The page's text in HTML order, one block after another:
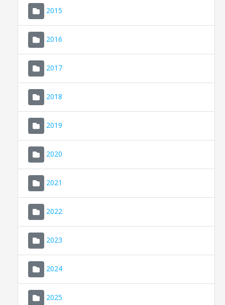
2015
2016
2017
2018
2019
2020
2021
2022
2023
2024
2025